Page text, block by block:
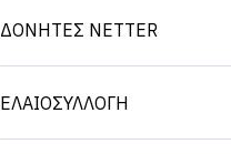
ΔΟΝΗΤΕΣ NETTER
ΕΛΑΙΟΣΥΛΛΟΓΗ